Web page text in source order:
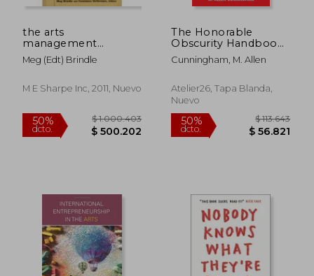
the arts
management
handbook,new
directions for
practitioners
Meg (edt) Brindle
M E Sharpe Inc, 2011, Nuevo
The Honorable
Obscurity Handbook:
Solidarity & Sound
Advice for Writers and
Series) (en Inglés)
Cunningham, M. Allen
Atelier26, Tapa Blanda,
Nuevo